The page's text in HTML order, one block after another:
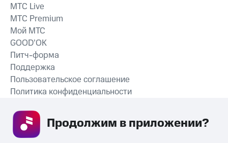
СКАЧАТЬ ПРИЛОЖЕНИЕ
MTС Live
MTС Premium
Мой МТС
GOOD’OK
Питч-форма
Поддержка
Пользовательское соглашение
Политика конфиденциальности